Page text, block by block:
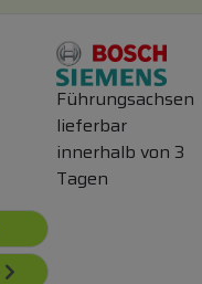
Führungsachsen
lieferbar
innerhalb von 3
Tagen